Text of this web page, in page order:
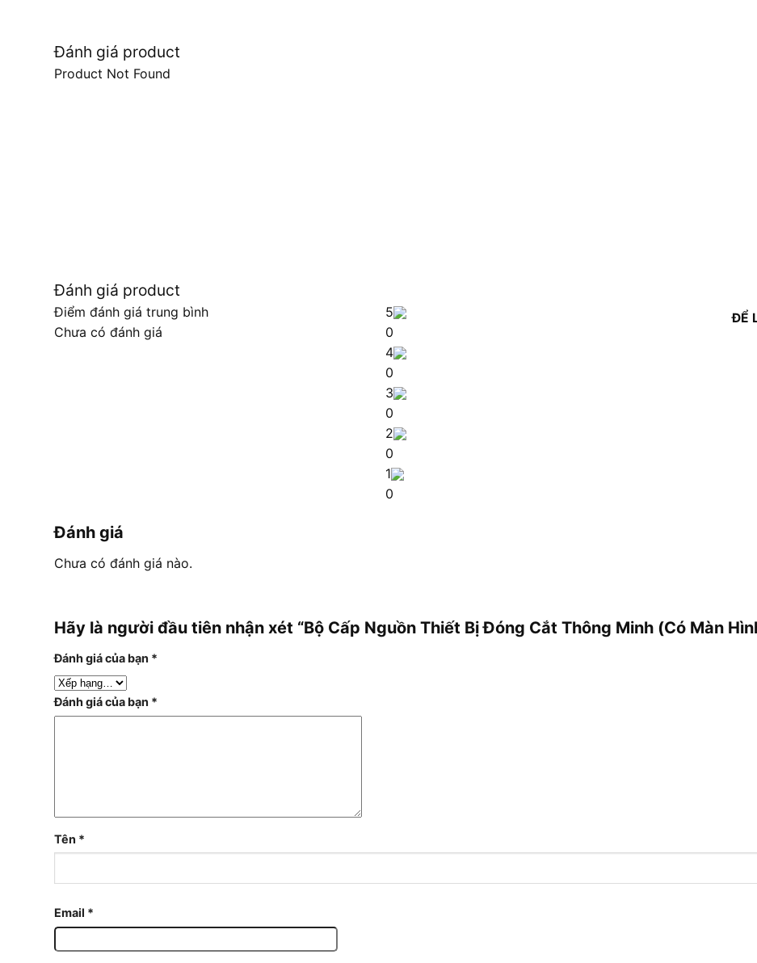
Đánh giá product
Product Not Found
Đánh giá product
Điểm đánh giá trung bình
Chưa có đánh giá
5
0
4
0
3
0
2
0
1
0
ĐỂ
Đánh giá
Chưa có đánh giá nào.
Hãy là người đầu tiên nhận xét “Bộ Cấp Nguồn Thiết Bị Đóng Cắt Thông Minh (Có Màn
Đánh giá của bạn *
Đánh giá của bạn *
Tên *
Email *